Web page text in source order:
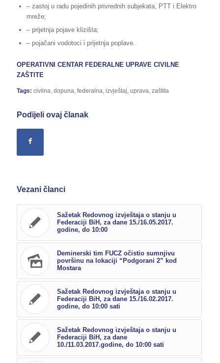
– zastoj u radu pojedinih privrednih subjekata, PTT i Elektro
mreže;
– prijetnja pojave klizišta;
– pojačani vodotoci i prijetnja poplave.
OPERATIVNI CENTAR FEDERALNE UPRAVE CIVILNE
ZAŠTITE
Tags: civilna dopuna federalna izvještaj uprava zaštita
Podijeli ovaj članak
Vezani članci
Sažetak Redovnog izvještaja o stanju u
Federaciji BiH, za dane 15./16.05.2017.
godine, do 10:00
Deminerski tim FUCZ očistio sumnjivu
površinu na lokaciji “Podgorani 2” kod
Mostara
Sažetak Redovnog izvještaja o stanju u
Federaciji BiH, za dane 15./16.02.2017.
godine, do 10:00 sati
Sažetak Redovnog izvještaja o stanju u
Federaciji BiH, za dane
10./11.03.2017.godine, do 10:00 sati